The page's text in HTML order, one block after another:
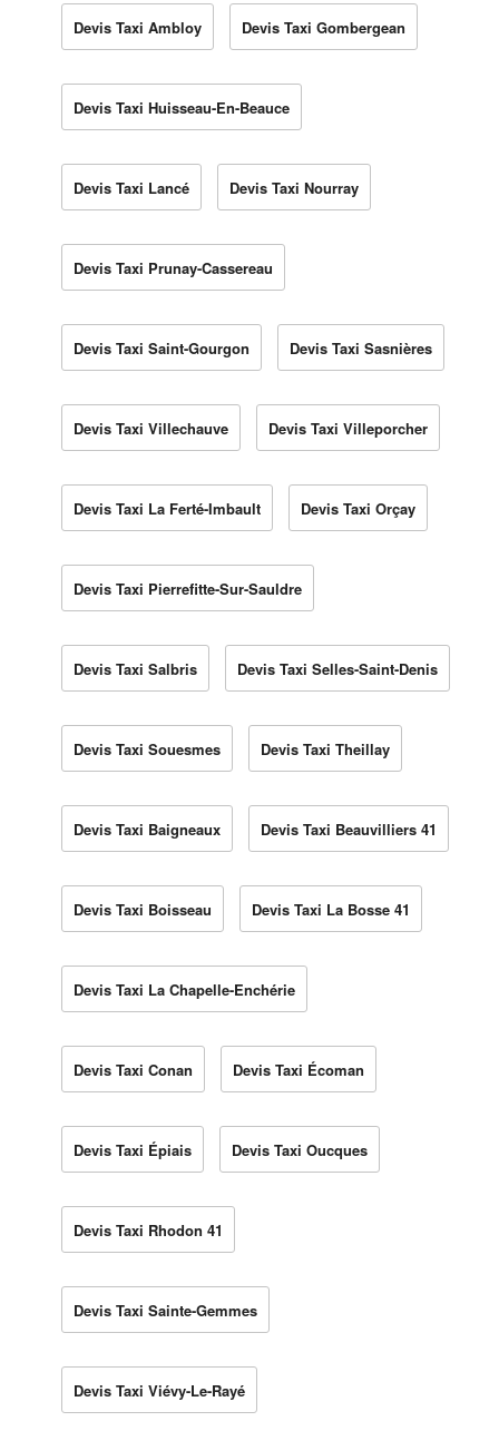
Devis Taxi Ambloy Devis Taxi Gombergean
Devis Taxi Huisseau-En-Beauce
Devis Taxi Lancé Devis Taxi Nourray
Devis Taxi Prunay-Cassereau
Devis Taxi Saint-Gourgon Devis Taxi Sasnières
Devis Taxi Villechauve Devis Taxi Villeporcher
Devis Taxi La Ferté-Imbault Devis Taxi Orçay
Devis Taxi Pierrefitte-Sur-Sauldre
Devis Taxi Salbris Devis Taxi Selles-Saint-Denis
Devis Taxi Souesmes Devis Taxi Theillay
Devis Taxi Baigneaux Devis Taxi Beauvilliers 41
Devis Taxi Boisseau Devis Taxi La Bosse 41
Devis Taxi La Chapelle-Enchérie
Devis Taxi Conan Devis Taxi Écoman
Devis Taxi Épiais Devis Taxi Oucques
Devis Taxi Rhodon 41
Devis Taxi Sainte-Gemmes
Devis Taxi Viévy-Le-Rayé